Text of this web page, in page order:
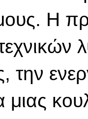
Η
την
μιας